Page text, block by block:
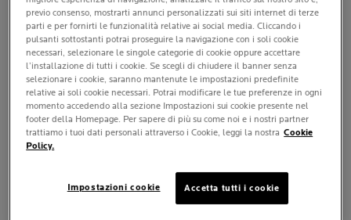
QUANDO
Mattino e/o sera
DOVE
Massaggia con movimenti
circolari su fronte, naso, mento
APPLICAZIONE
previo consenso, mostrarti annunci personalizzati sui siti internet di terze
parti e per fornirti le funzionalità relative ai social media. Cliccando i
pulsanti sottostanti potrai proseguire la navigazione con i soli cookie
necessari, selezionare le singole categorie di cookie oppure accettare
l’installazione di tutti i cookie. Se scegli di chiudere il banner senza
selezionare i cookie, saranno mantenute le impostazioni predefinite
relative ai soli cookie necessari. Potrai modificare le tue preferenze in ogni
momento accedendo alla sezione Impostazioni sui cookie presente nel
footer della Homepage. Per sapere di più su come noi e i nostri partner
trattiamo i tuoi dati personali attraverso i Cookie, leggi la nostra Cookie
Policy.
Impostazioni cookie Accetta tutti i cookie